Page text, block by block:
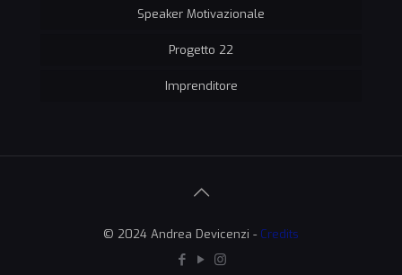
Speaker Motivazionale
Progetto 22
Imprenditore
© 2024 Andrea Devicenzi - Credits